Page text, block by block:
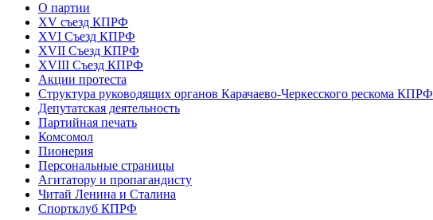
О партии
XV съезд КПРФ
XVI Съезд КПРФ
XVII Cъезд КПРФ
XVIII Cъезд КПРФ
Акции протеста
Структура руководящих органов Карачаево-Черкесского рескома КПРФ
Депутатская деятельность
Партийная печать
Комсомол
Пионерия
Персональные страницы
Агитатору и пропагандисту
Читай Ленина и Сталина
Спортклуб КПРФ